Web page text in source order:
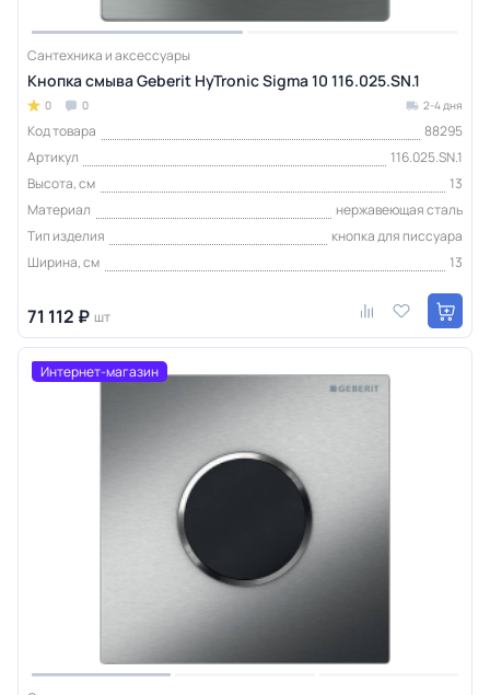
Сантехника и аксессуары
Кнопка смыва Geberit HyTronic Sigma 10 116.025.SN.1
0 0 2-4 дня
Код товара
88295
Артикул
116.025.SN.1
Высота, см
13
Материал
нержавеющая сталь
Тип изделия
кнопка для писсуара
Ширина, см
13
71 112 ₽ шт
Интернет-магазин